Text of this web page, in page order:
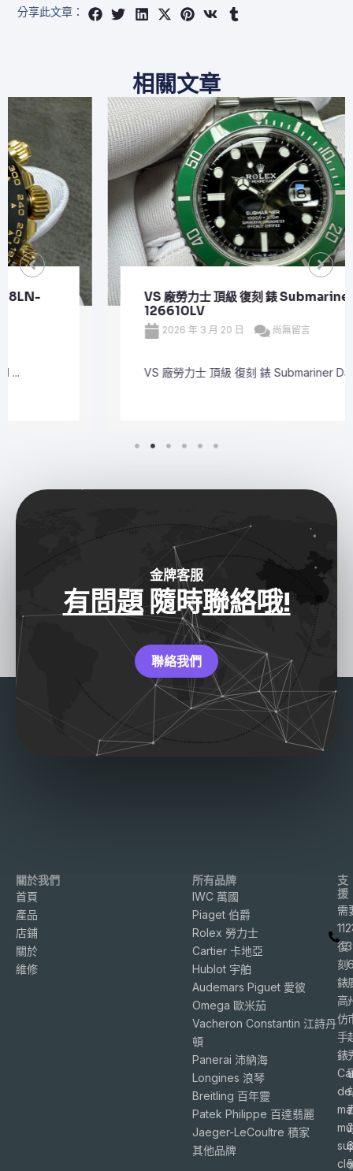
分享此文章：
相關文章
VS 廠勞力士 頂級 復刻 錶 Submariner Date
126610LV
2026 年 3 月 20 日 尚無留言
VS 廠勞力士 頂級 復刻 錶 Submariner Dat ...
金牌客服
有問題隨時聯絡哦!
聯絡我們
關於我們
首頁
產品
店鋪
關於
維修
所有品牌
IWC 萬國
Piaget 伯爵
Rolex 勞力士
Cartier 卡地亞
Hublot 宇舶
Audemars Piguet 愛彼
Omega 歐米茄
Vacheron Constantin 江詩丹
頓
Panerai 沛納海
Longines 浪琴
Breitling 百年靈
Patek Philippe 百達翡麗
Jaeger-LeCoultre 積家
其他品牌
支
援
需
復
刻
錶
高
仿
手
錶
de